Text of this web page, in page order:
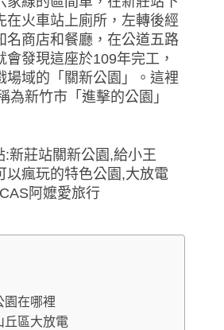
在火車站上廁所，左轉後經
名商店和餐廳，在公道五路
會發現這座於109年完工，
場域的「關新公園」。這裡
為新竹市「進擊的公園」
園在哪裡
丘區大放電